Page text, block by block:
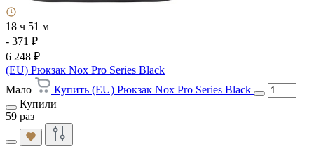
18 ч 51 м
- 371 ₽
6 248 ₽
(EU) Рюкзак Nox Pro Series Black
Мало
Купить (EU) Рюкзак Nox Pro Series Black
Купили
59 раз